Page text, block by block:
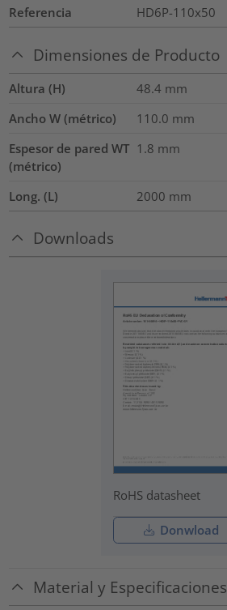
Referencia HD6P-110x50
Dimensiones de Producto
Altura (H) 48.4 mm
Ancho W (métrico)
110.0 mm
Espesor de pared WT
(métrico)
1.8 mm
Long. (L) 2000 mm
Downloads
RoHS datasheet
Donwload
Material y Especificaciones